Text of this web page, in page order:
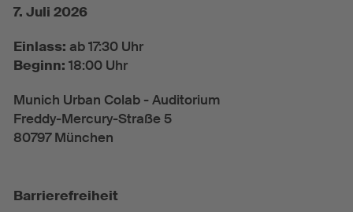
7. Juli 2026
Einlass: ab 17:30 Uhr
Beginn: 18:00 Uhr
Munich Urban Colab - Auditorium
Freddy-Mercury-Straße 5
80797 München
Barrierefreiheit